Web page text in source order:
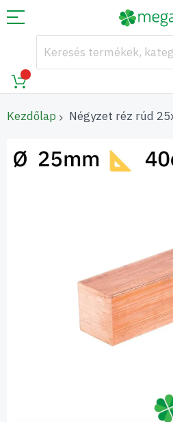
Kezdőlap Négyzet réz rúd
képgaléria